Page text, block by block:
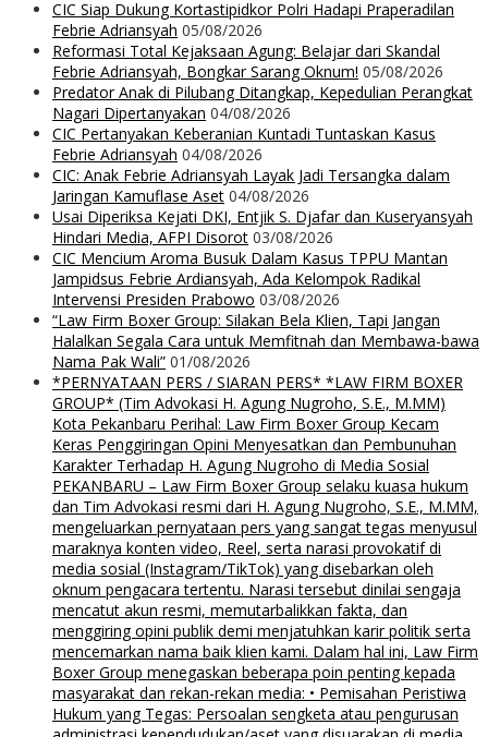
CIC Siap Dukung Kortastipidkor Polri Hadapi Praperadilan
Febrie Adriansyah 05/08/2026
Reformasi Total Kejaksaan Agung: Belajar dari Skandal
Febrie Adriansyah, Bongkar Sarang Oknum! 05/08/2026
Predator Anak di Pilubang Ditangkap, Kepedulian Perangkat
Nagari Dipertanyakan 04/08/2026
CIC Pertanyakan Keberanian Kuntadi Tuntaskan Kasus
Febrie Adriansyah 04/08/2026
CIC: Anak Febrie Adriansyah Layak Jadi Tersangka dalam
Jaringan Kamuflase Aset 04/08/2026
Usai Diperiksa Kejati DKI, Entjik S. Djafar dan Kuseryansyah
Hindari Media, AFPI Disorot 03/08/2026
CIC Mencium Aroma Busuk Dalam Kasus TPPU Mantan
Jampidsus Febrie Ardiansyah, Ada Kelompok Radikal
Intervensi Presiden Prabowo 03/08/2026
“Law Firm Boxer Group: Silakan Bela Klien, Tapi Jangan
Halalkan Segala Cara untuk Memfitnah dan Membawa-bawa
Nama Pak Wali” 01/08/2026
*PERNYATAAN PERS / SIARAN PERS* *LAW FIRM BOXER
GROUP* (Tim Advokasi H. Agung Nugroho, S.E., M.MM)
Kota Pekanbaru Perihal: Law Firm Boxer Group Kecam
Keras Penggiringan Opini Menyesatkan dan Pembunuhan
Karakter Terhadap H. Agung Nugroho di Media Sosial
PEKANBARU – Law Firm Boxer Group selaku kuasa hukum
dan Tim Advokasi resmi dari H. Agung Nugroho, S.E., M.MM,
mengeluarkan pernyataan pers yang sangat tegas menyusul
maraknya konten video, Reel, serta narasi provokatif di
media sosial (Instagram/TikTok) yang disebarkan oleh
oknum pengacara tertentu. Narasi tersebut dinilai sengaja
mencatut akun resmi, memutarbalikkan fakta, dan
menggiring opini publik demi menjatuhkan karir politik serta
mencemarkan nama baik klien kami. Dalam hal ini, Law Firm
Boxer Group menegaskan beberapa poin penting kepada
masyarakat dan rekan-rekan media: • Pemisahan Peristiwa
Hukum yang Tegas: Persoalan sengketa atau pengurusan